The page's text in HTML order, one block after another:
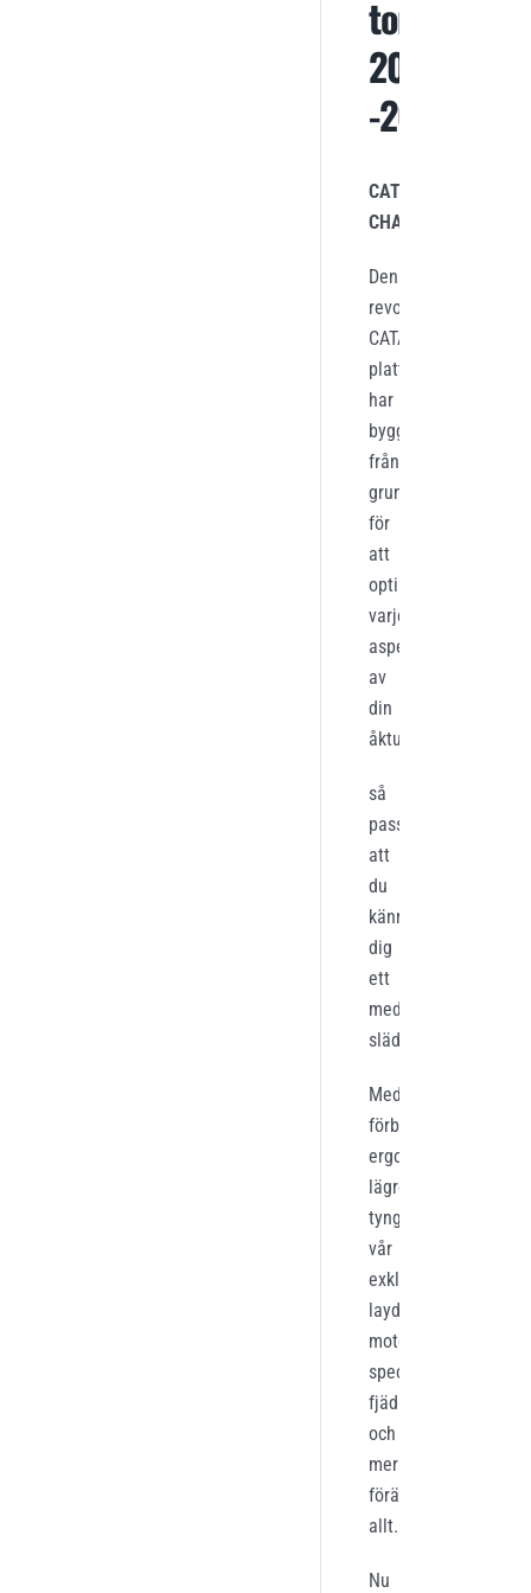
tom
20/3
-26
CATALYST
CHASSI
Den
revolutionerande
CATALYST
plattformen
har
byggts
från
grunden
för
att
optimera
varje
aspekt
av
din
åktur
så
pass
att
du
känner
dig
ett
med
släden
Med
förbättrad
ergonomi
lägre
tyngdpunkt
vår
exklusiva
laydown
motordesign
specialkalibrerad
fjädring
och
mer
förändras
allt.
Nu